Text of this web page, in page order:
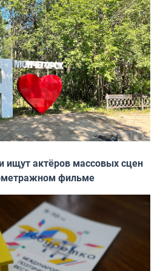
ищут актёров массовых сцен
фильме